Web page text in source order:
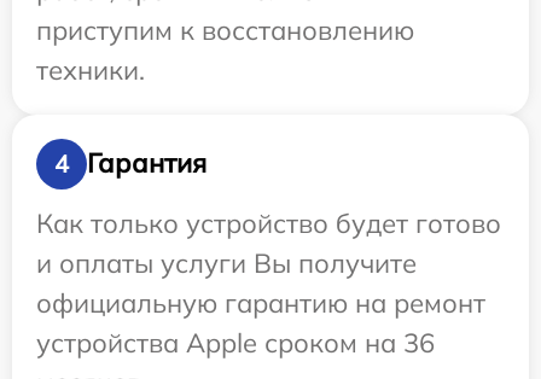
приступим к восстановлению
техники.
4
Гарантия
Как только устройство будет готово
и оплаты услуги Вы получите
официальную гарантию на ремонт
устройства Apple сроком на 36